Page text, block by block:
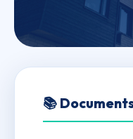
COPRO
📚